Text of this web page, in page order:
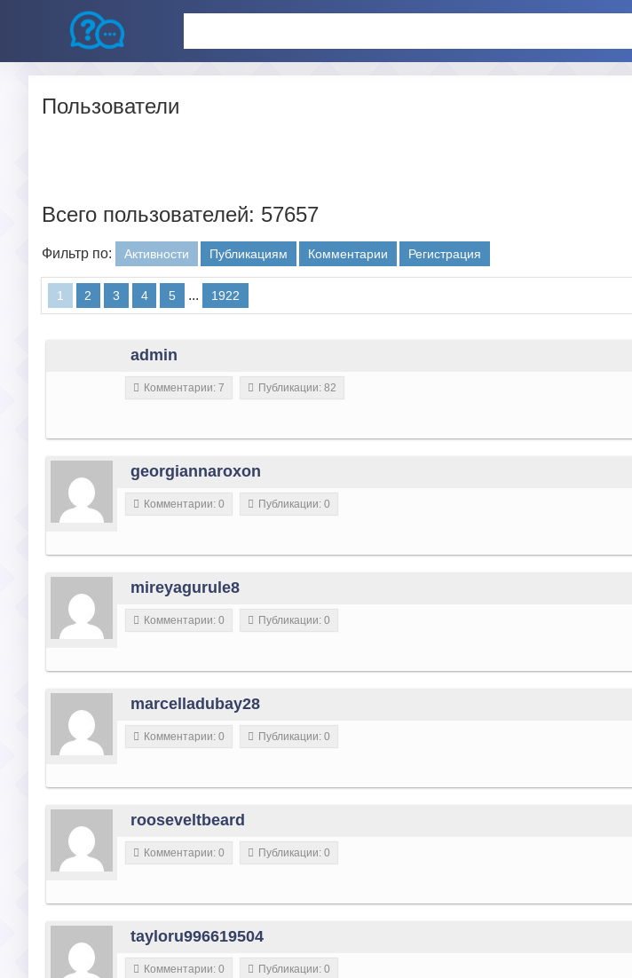
Пользователи
Всего пользователей: 57657
Фильтр по: Активности Публикациям Комментарии Регистрация
1 2 3 4 5 ... 1922
admin
Комментарии: 7 Публикации: 82
georgiannaroxon
Комментарии: 0 Публикации: 0
mireyagurule8
Комментарии: 0 Публикации: 0
marcelladubay28
Комментарии: 0 Публикации: 0
rooseveltbeard
Комментарии: 0 Публикации: 0
tayloru996619504
Комментарии: 0 Публикации: 0